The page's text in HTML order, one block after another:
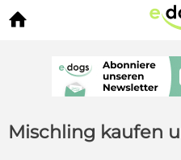

Mischling kaufen